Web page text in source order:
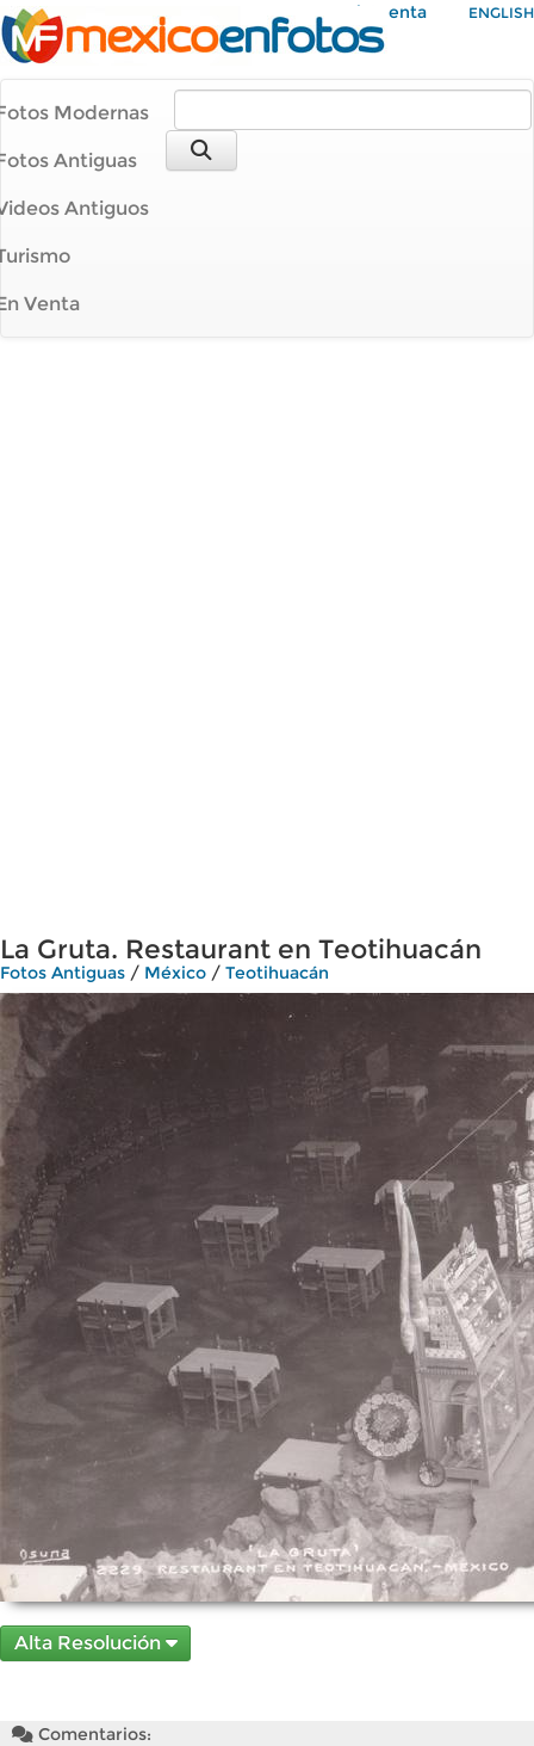
Mi Cuenta ENGLISH
Modernas
Antiguas
Antiguos
Venta
La Gruta. Restaurant en Teotihuacán
Fotos Antiguas / México / Teotihuacán
Alta Resolución
Comentarios: